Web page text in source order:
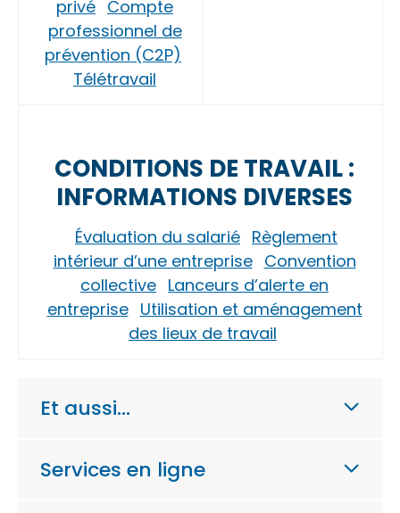
privé Compte
professionnel de
prévention (C2P)
Télétravail
CONDITIONS DE TRAVAIL :
INFORMATIONS DIVERSES
Évaluation du salarié Règlement
intérieur d’une entreprise Convention
collective Lanceurs d’alerte en
entreprise Utilisation et aménagement
des lieux de travail
Et aussi…
Services en ligne